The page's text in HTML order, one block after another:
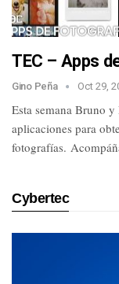
TEC – Apps
Gino Peña Oct 29,
Esta semana Bruno
aplicaciones para
fotografías.
Cybertec